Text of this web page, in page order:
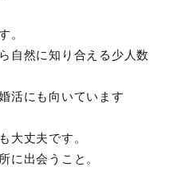
。
自然に知り合える少人数
活にも向いています
大丈夫です。
に出会うこと。